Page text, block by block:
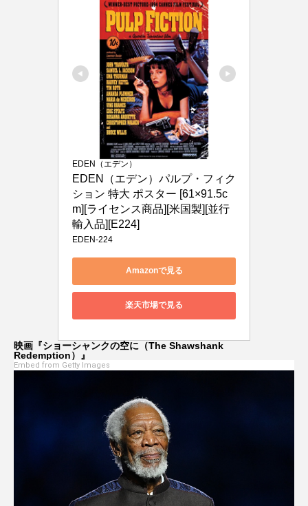
EDEN（エデン）
EDEN（エデン）パルプ・フィク
ション 特大 ポスター [61×91.5c
m][ライセンス商品][米国製][並行
輸入品][E224]
EDEN-224
Amazonで見る
楽天市場で見る
映画『ショーシャンクの空に（The Shawshank
Redemption）』
Embed from Getty Images